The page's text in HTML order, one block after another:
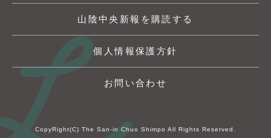
山陰中央新報を購読する
個人情報保護方針
お問い合わせ
CopyRight(C) The San-in Chuo Shimpo All Rights Reserved.